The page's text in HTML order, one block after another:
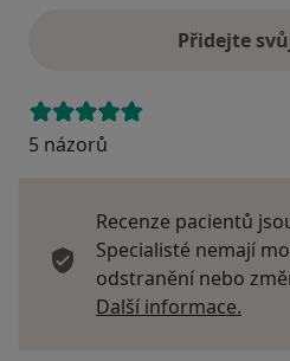
Přidejte
5 názorů
Recenze pacientů
Specialisté nemají
odstranění nebo
Další informace.